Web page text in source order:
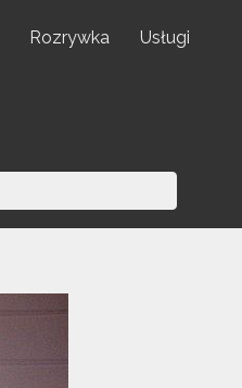
Rozrywka Usługi